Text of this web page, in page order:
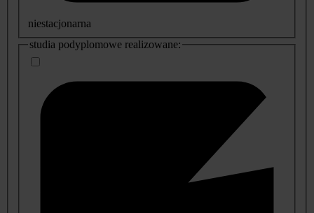
niestacjonarna
studia podyplomowe realizowane: